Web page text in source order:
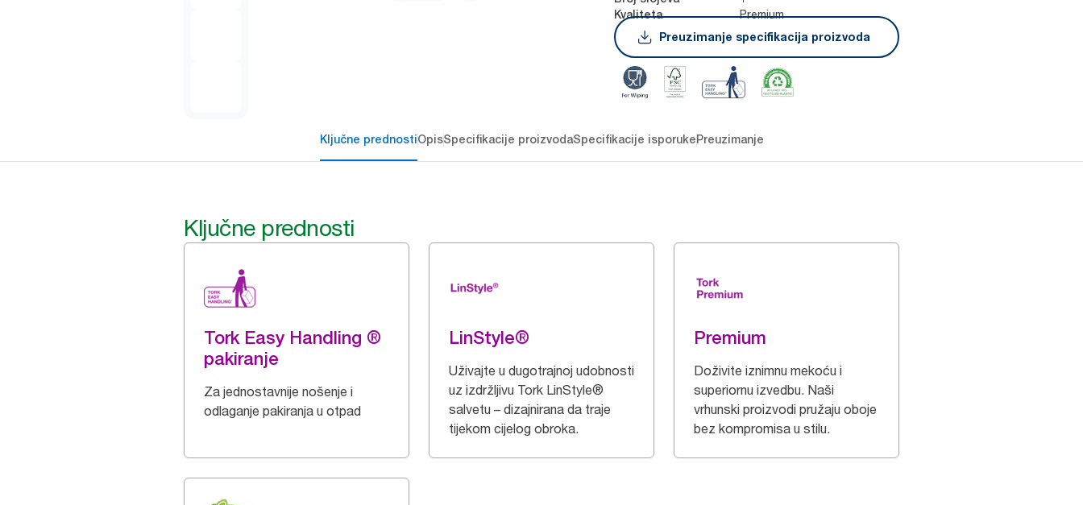
Kvaliteta
Premium
Preuzimanje specifikacija proizvoda
Ključne prednostiOpisSpecifikacije proizvodaSpecifikacije isporukePreuzimanje
Ključne prednosti
Tork Easy Handling ®
pakiranje
Za jednostavnije nošenje i
odlaganje pakiranja u otpad
LinStyle®
Uživajte u dugotrajnoj udobnosti
uz izdržljivu Tork LinStyle®
salvetu – dizajnirana da traje
tijekom cijelog obroka.
Premium
Doživite iznimnu mekoću i
superiornu izvedbu. Naši
vrhunski proizvodi pružaju oboje
bez kompromisa u stilu.